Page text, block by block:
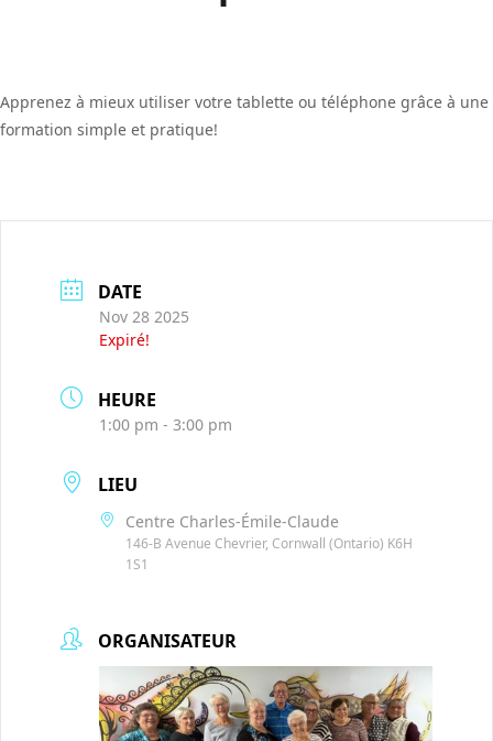
Apprenez à mieux utiliser votre tablette ou téléphone grâce à une
formation simple et pratique!
DATE
Nov 28 2025
Expiré!
HEURE
1:00 pm - 3:00 pm
LIEU
Centre Charles-Émile-Claude
146-B Avenue Chevrier, Cornwall (Ontario) K6H
1S1
ORGANISATEUR